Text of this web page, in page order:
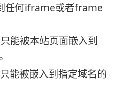
任何iframe或者frame
能被本站页面嵌入到
能被嵌入到指定域名的